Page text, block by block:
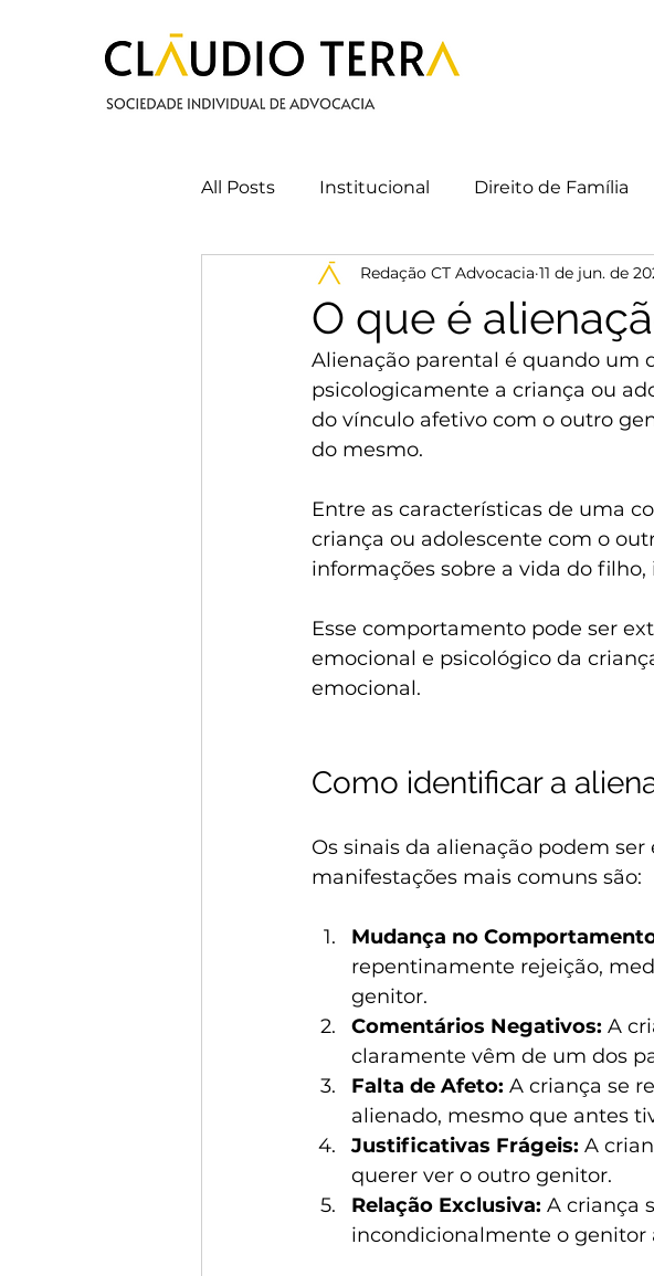
All Posts Institucional Direito de Família
Cláudio Terra Direito do Trabalho
O que é
Redação CT Advocacia 11 de jun. de
Alienação parental é quando um
psicologicamente a criança ou
do vínculo afetivo com o outro
do mesmo.
Entre as características de uma
criança ou adolescente com o
informações sobre a vida do
Esse comportamento pode ser
emocional e psicológico da
emocional.
Como identificar a
Os sinais da alienação podem
manifestações mais comuns são:
Mudança no
repentinamente rejeição,
genitor.
Comentários Negativos: A
claramente vêm de um dos
Falta de Afeto: A criança se
alienado, mesmo que antes
Justificativas Frágeis: A
querer ver o outro genitor.
Relação Exclusiva: A criança
incondicionalmente o genitor